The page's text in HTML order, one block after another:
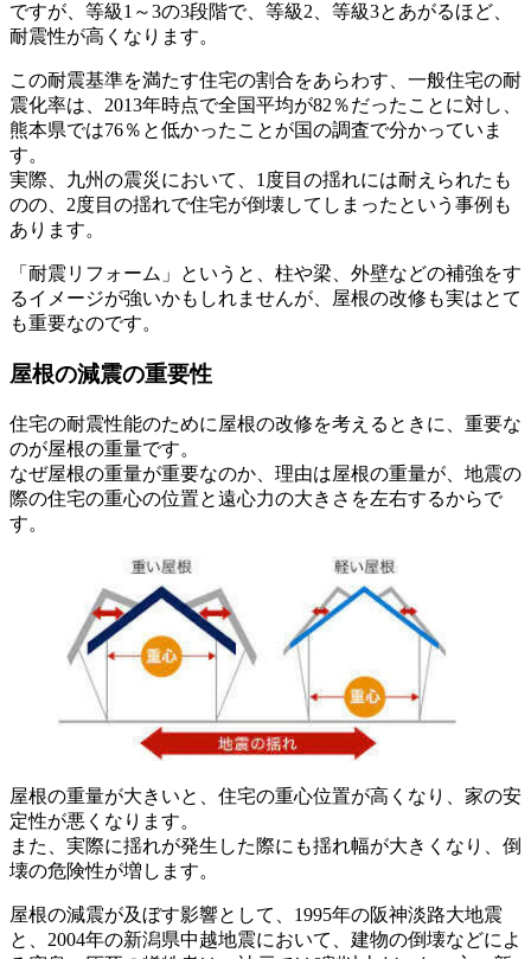
ですが、等級1～3の3段階で、等級2、等級3とあがるほど、
耐震性が高くなります。
この耐震基準を満たす住宅の割合をあらわす、一般住宅の耐
震化率は、2013年時点で全国平均が82％だったことに対し、
熊本県では76％と低かったことが国の調査で分かっていま
す。
実際、九州の震災において、1度目の揺れには耐えられたも
のの、2度目の揺れで住宅が倒壊してしまったという事例も
あります。
「耐震リフォーム」というと、柱や梁、外壁などの補強をす
るイメージが強いかもしれませんが、屋根の改修も実はとて
も重要なのです。
屋根の減震の重要性
住宅の耐震性能のために屋根の改修を考えるときに、重要な
のが屋根の重量です。
なぜ屋根の重量が重要なのか、理由は屋根の重量が、地震の
際の住宅の重心の位置と遠心力の大きさを左右するからで
す。
屋根の重量が大きいと、住宅の重心位置が高くなり、家の安
定性が悪くなります。
また、実際に揺れが発生した際にも揺れ幅が大きくなり、倒
壊の危険性が増します。
屋根の減震が及ぼす影響として、1995年の阪神淡路大地震
と、2004年の新潟県中越地震において、建物の倒壊などによ